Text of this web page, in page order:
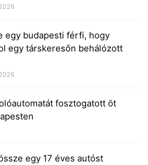
egy budapesti férfi, hogy
egy társkeresőn behálózott
fosztogatott öt
egy 17 éves autóst